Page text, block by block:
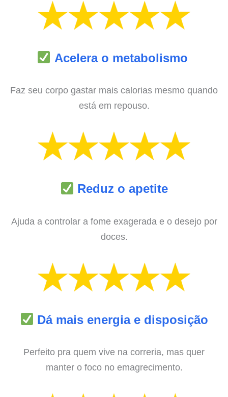
Acelera o metabolismo
Faz seu corpo gastar mais calorias mesmo quando
está em repouso.
Reduz o apetite
Ajuda a controlar a fome exagerada e o desejo por
doces.
Dá mais energia e disposição
Perfeito pra quem vive na correria, mas quer
manter o foco no emagrecimento.